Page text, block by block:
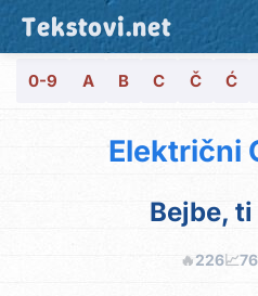
Tekstovi.net
0-9 A B C Č Ć
Električni
Bejbe,
🔥226📈